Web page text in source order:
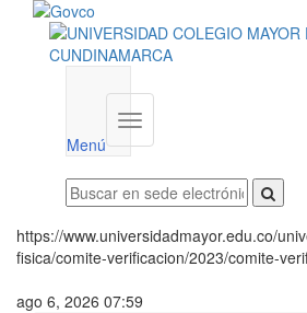
Menú
Menú
institucional
https://www.universidadmayor.edu.co/
fisica/comite-verificacion/2023/comite-
ago 6, 2026 07:59